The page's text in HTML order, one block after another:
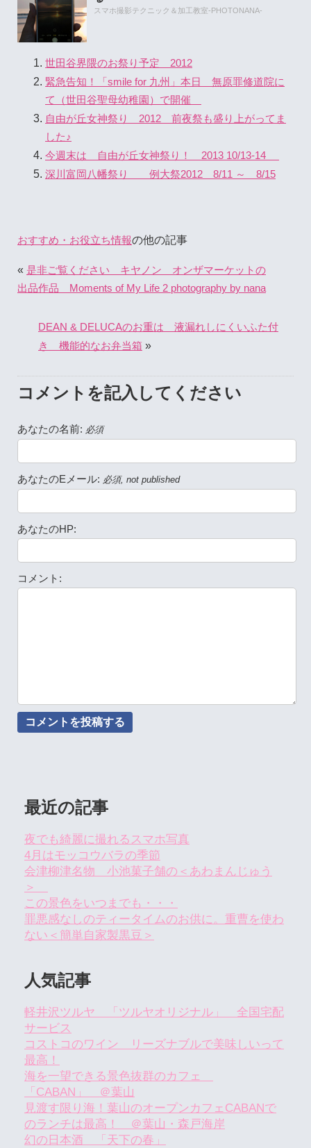
スマホ撮影テクニック＆加工教室-PHOTONANA-
世田谷界隈のお祭り予定 2012
緊急告知！「smile for 九州」本日 無原罪修道院に
て（世田谷聖母幼稚園）で開催
自由が丘女神祭り 2012 前夜祭も盛り上がってま
した♪
今週末は 自由が丘女神祭り！ 2013 10/13-14
深川富岡八幡祭り 例大祭2012 8/11 ～ 8/15
おすすめ・お役立ち情報の他の記事
« 是非ご覧ください キヤノン オンザマーケットの
出品作品 Moments of My Life 2 photography by nana
DEAN & DELUCAのお重は 液漏れしにくいふた付
き 機能的なお弁当箱 »
コメントを記入してください
あなたの名前: 必須
あなたのEメール: 必須, not published
あなたのHP:
コメント:
最近の記事
夜でも綺麗に撮れるスマホ写真
4月はモッコウバラの季節
会津柳津名物 小池菓子舗の＜あわまんじゅう
＞
この景色をいつまでも・・・
罪悪感なしのティータイムのお供に。重曹を使わ
ない＜簡単自家製黒豆＞
人気記事
軽井沢ツルヤ 「ツルヤオリジナル」 全国宅配
サービス
コストコのワイン リーズナブルで美味しいって
最高！
海を一望できる景色抜群のカフェ
「CABAN」 ＠葉山
見渡す限り海！葉山のオープンカフェCABANで
のランチは最高！ ＠葉山・森戸海岸
幻の日本酒 「天下の春」